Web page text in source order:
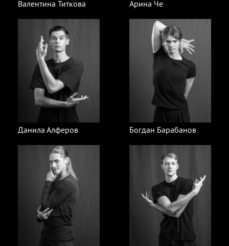
Валентина Титкова Арина Че
Данила Алферов Богдан Барабанов